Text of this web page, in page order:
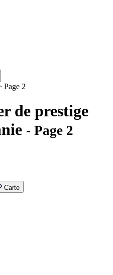
Page 2
de prestige
- Page 2
Carte